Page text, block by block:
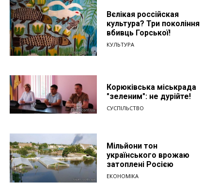
Вєлікая россійская
культура? Три покоління
вбивць Горської!
КУЛЬТУРА
Корюківська міськрада
"зеленим": не дурійте!
СУСПІЛЬСТВО
Мільйони тон
українського врожаю
затоплені Росією
ЕКОНОМІКА